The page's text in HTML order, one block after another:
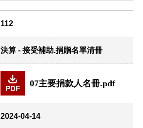
112
決算 - 接受補助.捐贈名單清冊
PDF
07主要捐款人名冊.pdf
2024-04-14